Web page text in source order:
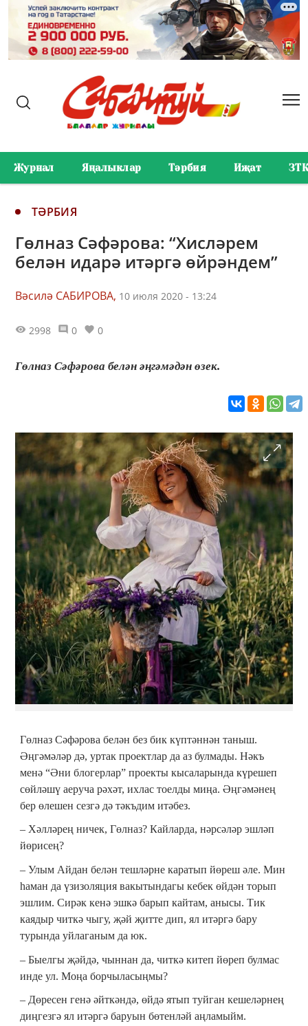
Журнал Яңалыклар Тәрбия Иҗат ЗТК
ТӘРБИЯ
Гөлназ Сәфәрова: “Хисләрем
белән идарә итәргә өйрәндем”
Вәсилә САБИРОВА, 10 июля 2020 - 13:24
2998 0 0
Гөлназ Сәфәрова белән әңгәмәдән өзек.
Гөлназ Сәфәрова белән без бик күптәннән таныш.
Әңгәмәләр дә, уртак проектлар да аз булмады. Нәкъ
менә “Әни блогерлар” проекты кысаларында күрешеп
сөйләшү аеруча рәхәт, ихлас тоелды миңа. Әңгәмәнең
бер өлешен сезгә дә тәкъдим итәбез.
– Хәлләрең ничек, Гөлназ? Кайларда, нәрсәләр эшләп
йөрисең?
– Улым Айдан белән тешләрне каратып йөреш әле. Мин
һаман да үзизоляция вакытындагы кебек өйдән торып
эшлим. Сирәк кенә эшкә барып кайтам, анысы. Тик
каядыр читкә чыгу, җәй җитте дип, ял итәргә бару
турында уйлаганым да юк.
– Быелгы җәйдә, чыннан да, читкә китеп йөреп булмас
инде ул. Моңа борчыласыңмы?
– Дөресен генә әйткәндә, өйдә ятып туйган кешеләрнең
диңгезгә ял итәргә баруын бөтенләй аңламыйм.